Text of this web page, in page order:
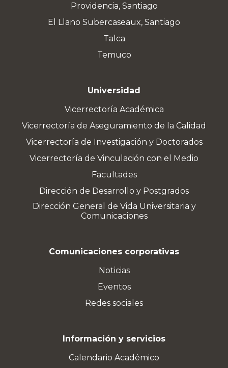
Providencia, Santiago
El Llano Subercaseaux, Santiago
Talca
Temuco
Universidad
Vicerrectoría Académica
Vicerrectoría de Aseguramiento de la Calidad
Vicerrectoría de Investigación y Doctorados
Vicerrectoría de Vinculación con el Medio
Facultades
Dirección de Desarrollo y Postgrados
Dirección General de Vida Universitaria y
Comunicaciones
Comunicaciones corporativas
Noticias
Eventos
Redes sociales
Información y servicios
Calendario Académico